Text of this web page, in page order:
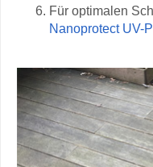
Für optimalen
Nanoprotect UV-